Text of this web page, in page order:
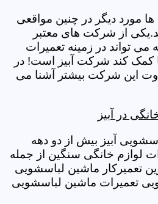
مورد دیگر در چنین مواقعی
از شرکت های معتبر
می تواند در زمینه تعمیرات
کمک کند شرکت آبیز است! در
این شرکت بیشتر آشنا می
در آبیز
آبیز بیش از دو دهه
لوازم خانگی سنگین از جمله
تعمیرکار ماشین لباسشویی
تعمیرات ماشین لباسشویی